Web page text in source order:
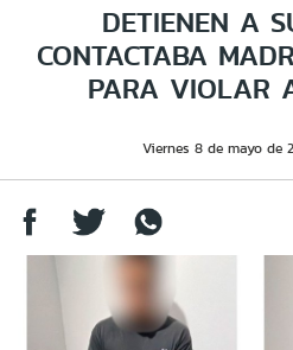
DETIENEN A
CONTACTABA
PARA VIOLAR
Viernes 8 de mayo de